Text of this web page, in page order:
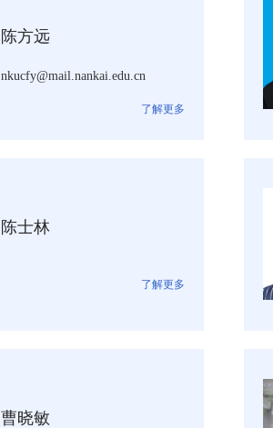
陈方远
nkucfy@mail.nankai.edu.cn
了解更多
陈士林
了解更多
曹晓敏